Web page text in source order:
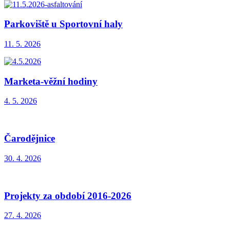
Parkoviště u Sportovní haly
11. 5. 2026
Marketa-věžní hodiny
4. 5. 2026
Čarodějnice
30. 4. 2026
Projekty za období 2016-2026
27. 4. 2026